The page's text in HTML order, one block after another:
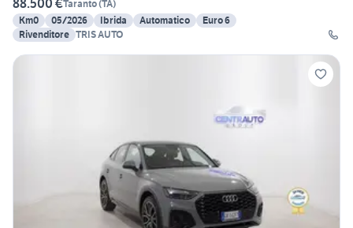
88.500 €Taranto(TA)
Km0
05/2026 Ibrida Automatico
Euro 6
Rivenditore TRIS AUTO